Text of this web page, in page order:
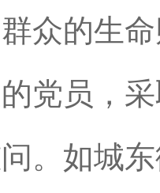
众的生
党员，
。如城